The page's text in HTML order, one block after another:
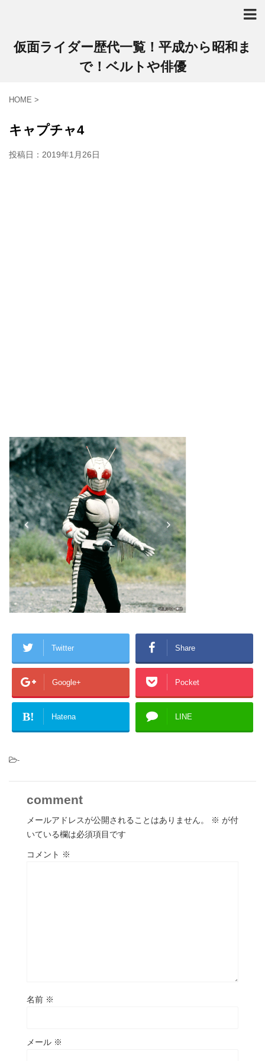
仮面ライダー歴代一覧！平成から昭和ま
で！ベルトや俳優
HOME >
キャプチャ4
投稿日： 2019年1月26日
Twitter Share
Google+ Pocket
B! Hatena LINE
-
comment
メールアドレスが公開されることはありません。 ※ が付
いている欄は必須項目です
コメント ※
名前 ※
メール ※